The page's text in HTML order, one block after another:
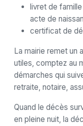
livret de
acte de
certificat de
La mairie remet un
utiles, comptez au
démarches qui
retraite, notaire,
Quand le décès
en pleine nuit, la